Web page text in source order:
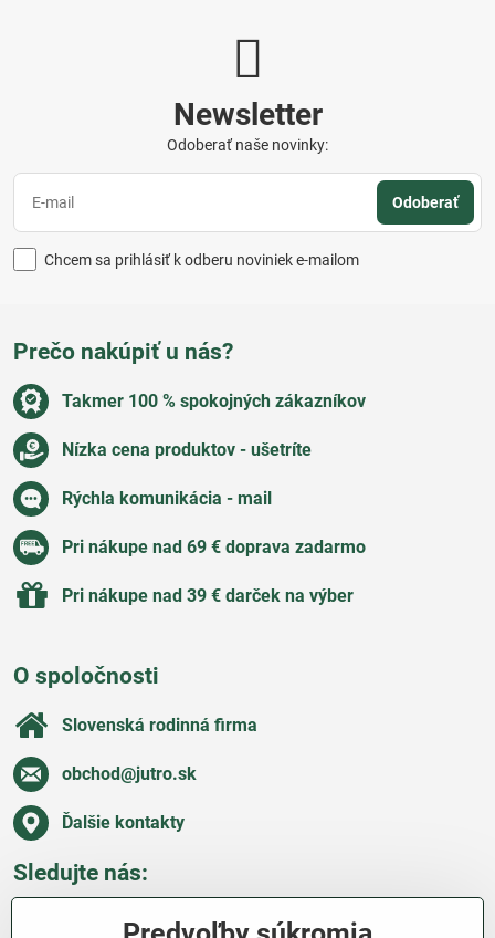
Newsletter
Odoberať naše novinky:
Odoberať
Chcem sa prihlásiť k odberu noviniek e-mailom
Prečo nakúpiť u nás?
Takmer 100 % spokojných zákazníkov
Nízka cena produktov - ušetríte
Rýchla komunikácia - mail
Pri nákupe nad 69 € doprava zadarmo
Pri nákupe nad 39 € darček na výber
O spoločnosti
Slovenská rodinná firma
obchod​@jutro​.sk
Ďalšie kontakty
Sledujte nás: